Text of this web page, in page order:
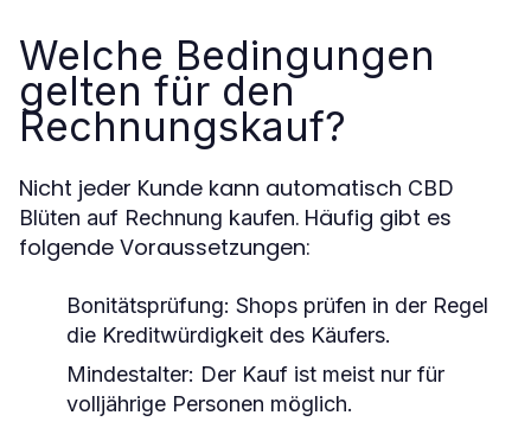
Welche Bedingungen
gelten für den
Rechnungskauf?
Nicht jeder Kunde kann automatisch CBD
Blüten auf Rechnung kaufen. Häufig gibt es
folgende Voraussetzungen:
Bonitätsprüfung: Shops prüfen in der Regel
die Kreditwürdigkeit des Käufers.
Mindestalter: Der Kauf ist meist nur für
volljährige Personen möglich.